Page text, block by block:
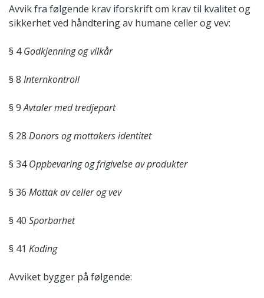
Avvik fra følgende krav iforskrift om krav til kvalitet og
sikkerhet ved håndtering av humane celler og vev:
§ 4Godkjenning og vilkår
§ 8 Internkontroll
§ 9Avtaler med tredjepart
§ 28 Donors og mottakers identitet
§ 34Oppbevaring og frigivelse av produkter
§ 36 Mottak av celler og vev
§ 40 Sporbarhet
§ 41 Koding
Avviket bygger på følgende: